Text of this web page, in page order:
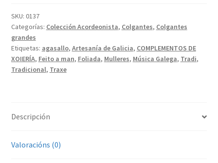
cantidade
SKU: 0137
Categorías: Colección Acordeonista, Colgantes, Colgantes
grandes
Etiquetas: agasallo, Artesanía de Galicia, COMPLEMENTOS DE
XOIERÍA, Feito a man, Foliada, Mulleres, Música Galega, Tradi,
Tradicional, Traxe
Descripción
Valoracións (0)